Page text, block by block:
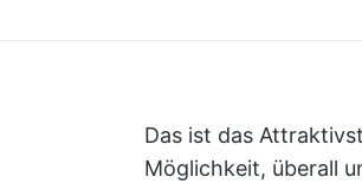
Das ist das
Möglichkeit, überall